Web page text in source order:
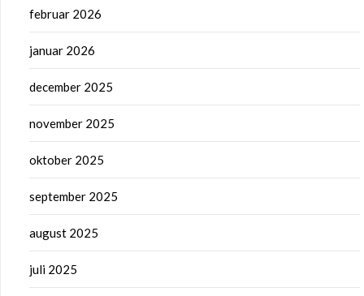
februar 2026
januar 2026
december 2025
november 2025
oktober 2025
september 2025
august 2025
juli 2025